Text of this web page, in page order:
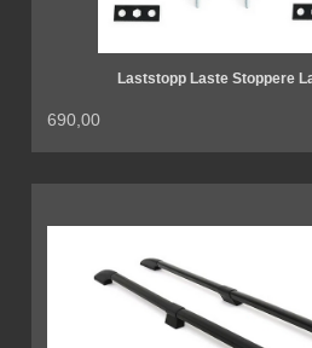
Laststopp Laste Stoppere
690,00